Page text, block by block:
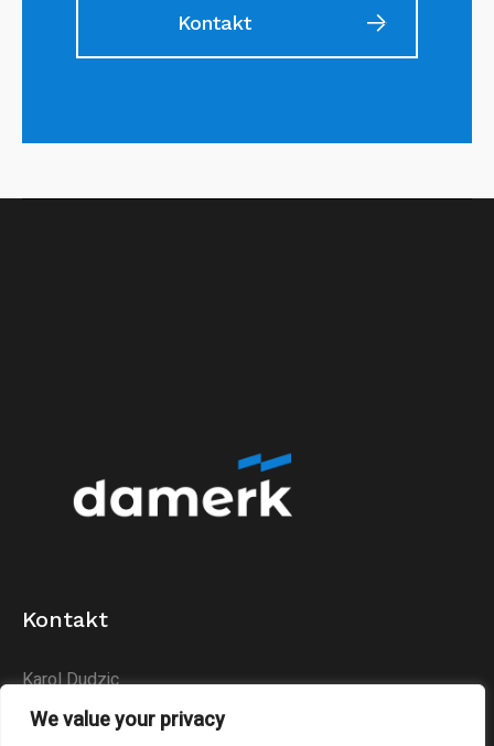
We value your privacy
Kontakt
Kontakt
Karol Dudzic
Huta Podłysica 24B
26-004 Bieliny